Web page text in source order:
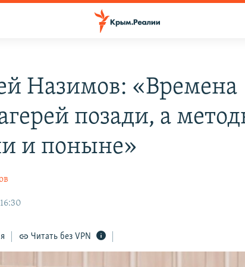
Назимов: «Времена
позади, а
и поныне»
Читать без VPN